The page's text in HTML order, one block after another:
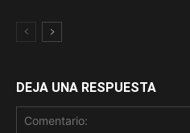
DEJA UNA RESPUESTA